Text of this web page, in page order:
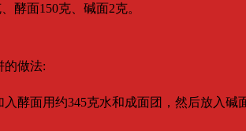
面150克、碱面2克。
做法:
入酵面用约345克水和成面团，然后放入